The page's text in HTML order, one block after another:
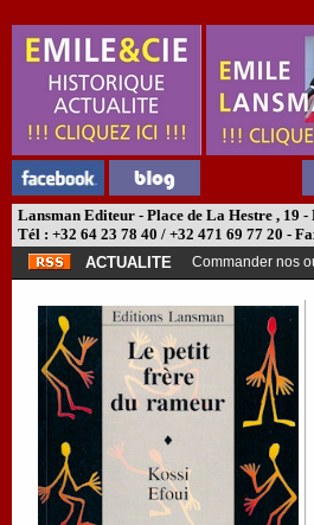
Lansman Editeur - Place de La Hestre , 19 -
Tél : +32 64 23 78 40 / +32 471 69 77 20 -
ACTUALITE
Commander nos